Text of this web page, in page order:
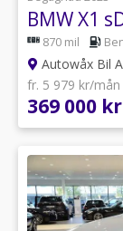
870 mil
Autowåx Bil
fr. 5 979 kr/mån
369 000 kr